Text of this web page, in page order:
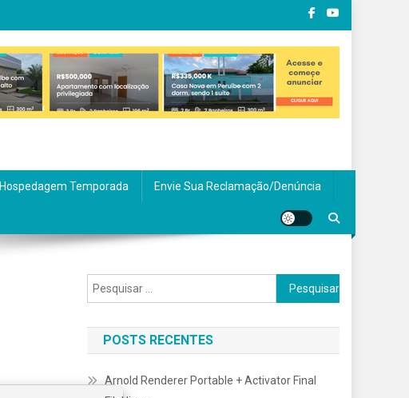
Hospedagem Temporada Envie Sua Reclamação/Denúncia
Pesquisar
por:
POSTS RECENTES
Arnold Renderer Portable + Activator Final